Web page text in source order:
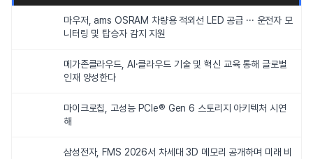
마우저, ams OSRAM 차량용 적외선 LED 공급 ··· 운전자 모
니터링 및 탑승자 감지 지원
메가존클라우드, AI·클라우드 기술 및 혁신 교육 통해 글로벌
인재 양성한다
마이크로칩, 고성능 PCIe® Gen 6 스토리지 아키텍처 시연
해
삼성전자, FMS 2026서 차세대 3D 메모리 공개하며 미래 비